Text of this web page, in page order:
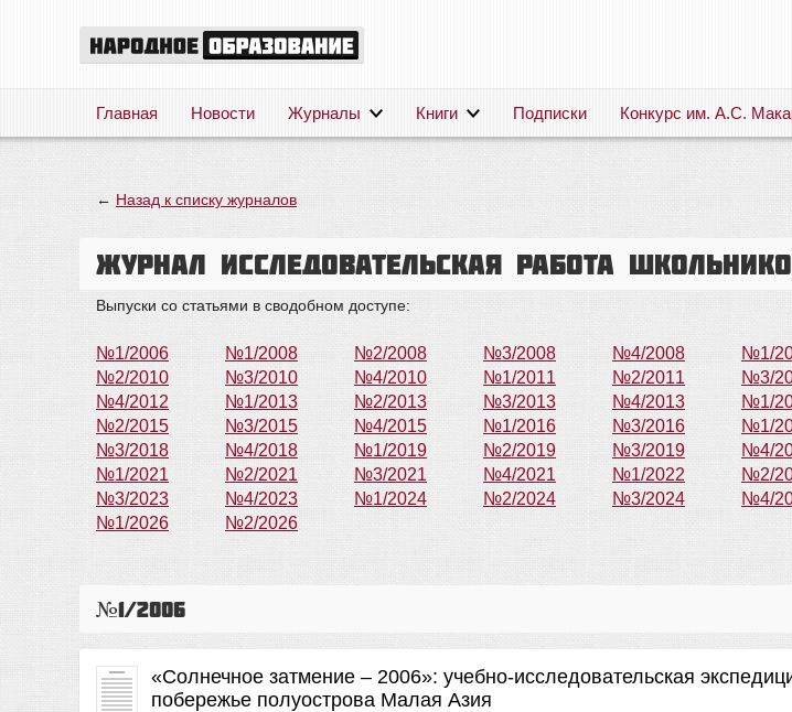
Главная Новости Журналы Книги Подписки Конкурс им. А.С.
← Назад к списку журналов
Журнал Исследовательская работа
Выпуски со статьями в сводобном доступе:
№1/2006 №1/2008 №2/2008 №3/2008 №4/2008 №1/
№2/2010
№3/2010 №4/2010 №1/2011 №2/2011 №3/
№4/2012
№1/2013 №2/2013 №3/2013 №4/2013 №1/
№2/2015
№3/2015 №4/2015 №1/2016 №3/2016 №1/
№3/2018
№4/2018 №1/2019 №2/2019 №3/2019 №4/
№1/2021
№2/2021 №3/2021 №4/2021 №1/2022 №2/
№3/2023
№4/2023 №1/2024 №2/2024 №3/2024 №4/
№1/2026
№2/2026
№1/2006
«Солнечное затмение – 2006»: учебно-исследовательская
побережье полуострова Малая Азия